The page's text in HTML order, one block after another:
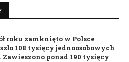
roku zamknięto w Polsce
108 tysięcy jednoosobowych
Zawieszono ponad 190 tysięcy